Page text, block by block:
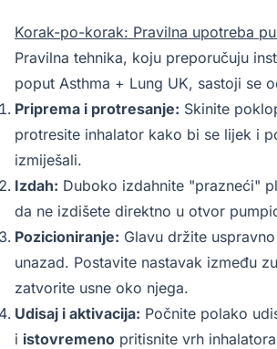
Korak-po-korak: Pravilna upotreba
Pravilna tehnika, koju preporučuju
poput Asthma + Lung UK, sastoji se
Priprema i protresanje: Skinite
protresite inhalator kako bi se lijek i
izmiješali.
Izdah: Duboko izdahnite "prazneći"
da ne izdišete direktno u otvor
Pozicioniranje: Glavu držite
unazad. Postavite nastavak između
zatvorite usne oko njega.
Udisaj i aktivacija: Počnite polako
i istovremeno pritisnite vrh